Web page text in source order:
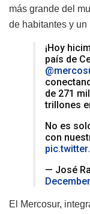
más grande del
de habitantes y
¡Hoy
país de
de 271
trillones
No es
con
— José
El Mercosur,